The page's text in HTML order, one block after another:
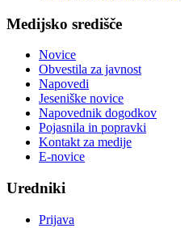
Medijsko središče
Novice
Obvestila za javnost
Napovedi
Jeseniške novice
Napovednik dogodkov
Pojasnila in popravki
Kontakt za medije
E-novice
Uredniki
Prijava